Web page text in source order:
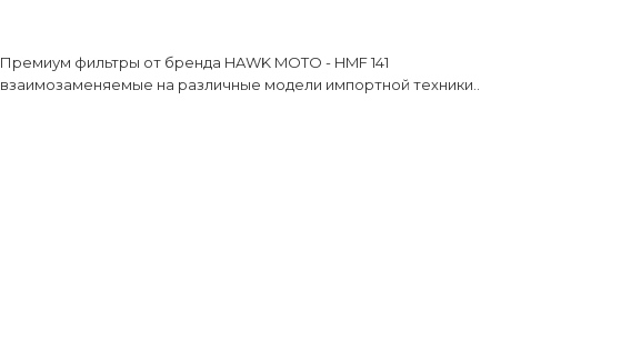
Премиум фильтры от бренда HAWK MOTO - HMF 141
взаимозаменяемые на различные модели импортной техники..